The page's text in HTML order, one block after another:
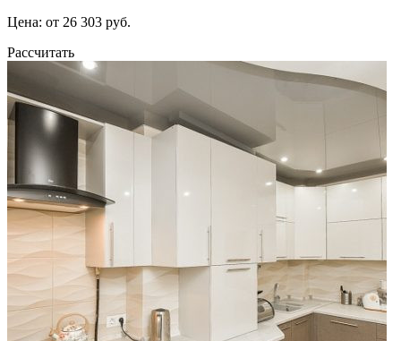
Цена: от 26 303 руб.
Рассчитать